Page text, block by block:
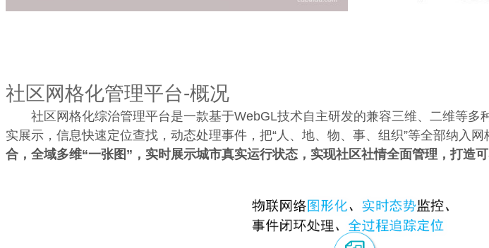
社区网格化管理平台-概况
社区网格化综治管理平台是一款基于WebGL技术自主研发的兼容三维、二维等多
实展示，信息快速定位查找，动态处理事件，把“人、地、物、事、组织”等全部纳入
合，全域多维“一张图”，实时展示城市真实运行状态，实现社区社情全面管理，打造